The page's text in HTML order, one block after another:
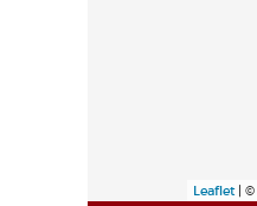
Leaflet| ©